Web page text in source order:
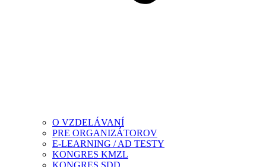
O VZDELÁVANÍ
PRE ORGANIZÁTOROV
E-LEARNING / AD TESTY
KONGRES KMZL
KONGRES SDD